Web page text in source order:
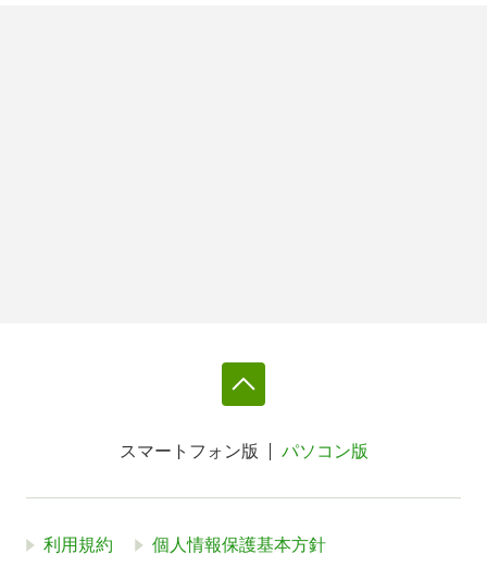
スマートフォン版 パソコン版
利用規約 個人情報保護基本方針